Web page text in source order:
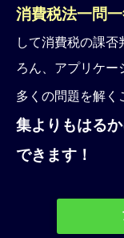
消費税法一問
して消費税の課否
ろん、アプリケー
多くの問題を解く
集よりもはる
できます！